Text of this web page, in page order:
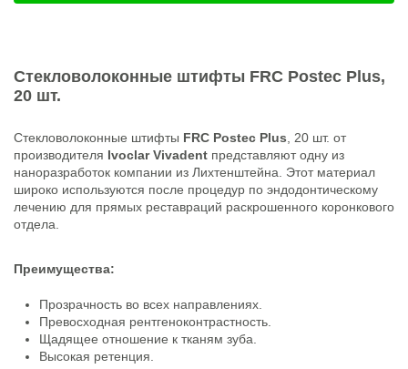
Стекловолоконные штифты FRC Postec Plus,
20 шт.
Стекловолоконные штифты FRC Postec Plus , 20 шт. от
производителя Ivoclar Vivadent представляют одну из
наноразработок компании из Лихтенштейна. Этот материал
широко используются после процедур по эндодонтическому
лечению для прямых реставраций раскрошенного коронкового
отдела.
Преимущества:
Прозрачность во всех направлениях.
Превосходная рентгеноконтрастность.
Щадящее отношение к тканям зуба.
Высокая ретенция.